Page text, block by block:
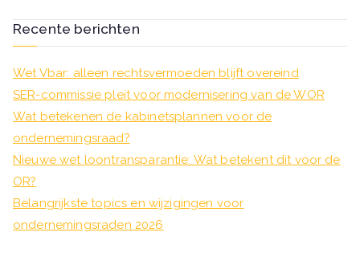
Recente berichten
Wet Vbar: alleen rechtsvermoeden blijft overeind
SER-commissie pleit voor modernisering van de WOR
Wat betekenen de kabinetsplannen voor de
ondernemingsraad?
Nieuwe wet loontransparantie: Wat betekent dit voor de
OR?
Belangrijkste topics en wijzigingen voor
ondernemingsraden 2026